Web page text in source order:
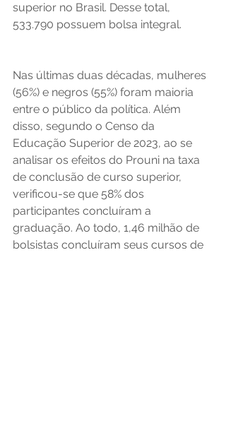
superior no Brasil. Desse total,
533.790 possuem bolsa integral.
Nas últimas duas décadas, mulheres
(56%) e negros (55%) foram maioria
entre o público da política. Além
disso, segundo o Censo da
Educação Superior de 2023, ao se
analisar os efeitos do Prouni na taxa
de conclusão de curso superior,
verificou-se que 58% dos
participantes concluíram a
graduação. Ao todo, 1,46 milhão de
bolsistas concluíram seus cursos de